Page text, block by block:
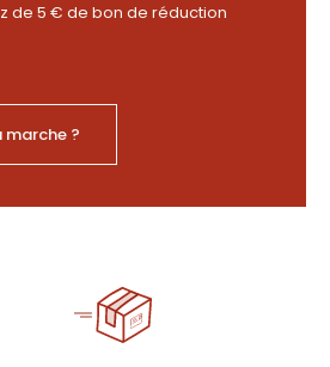
de 5 € de bon de réduction
?